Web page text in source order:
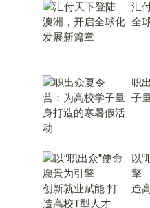
汇
全
职
子
以“
擎
造